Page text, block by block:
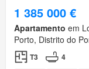
1 385 000 €
Apartamento em
Porto, Distrito do
T3 4